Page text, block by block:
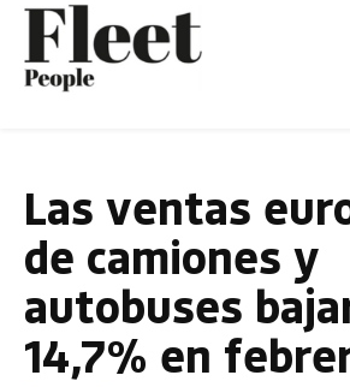
Las ventas
de camiones y
autobuses
14,7% en